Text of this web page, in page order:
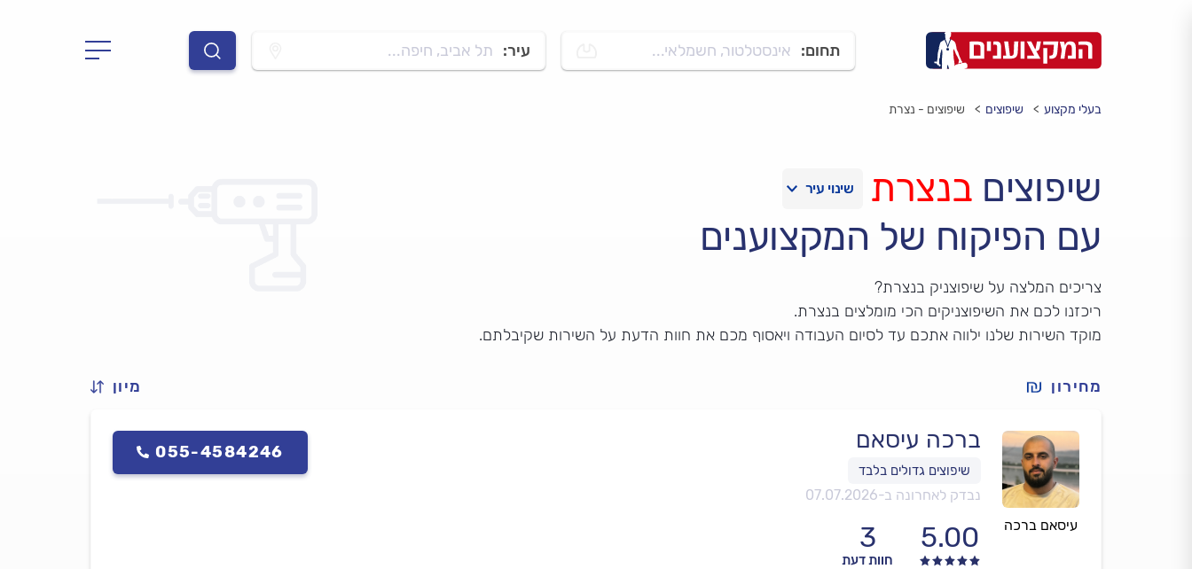
תחום: אינסטלטור, חשמלאי... עיר: תל אביב, חיפה...
בעלי מקצוע שיפוצים שיפוצים - נצרת
שיפוצים בנצרת
עם הפיקוח של המקצוענים
צריכים המלצה על שיפוצניק בנצרת?
ריכזנו לכם את השיפוצניקים הכי מומלצים בנצרת.
מוקד השירות שלנו ילווה אתכם עד לסיום העבודה ויאסוף מכם את חוות הדעת על השירות שקיבלתם.
מחירון מיון
עיסאם ברכה
ברכה עיסאם
נבדק לאחרונה ב-07.07.2026
5.00
3
חוות דעת
055-4584246